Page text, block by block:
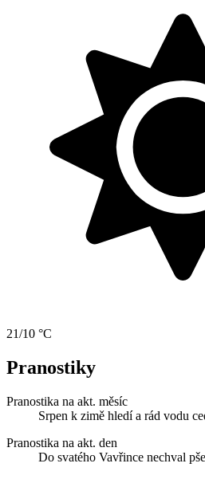
21/10 °C
Pranostiky
Pranostika na akt. měsíc
Srpen k zimě hledí a rád vodu
Pranostika na akt. den
Do svatého Vavřince nechval